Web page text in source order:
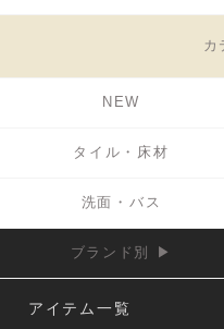
カ
NEW
タイル・床材
洗面・バス
ブランド別 ▶
アイテム一覧